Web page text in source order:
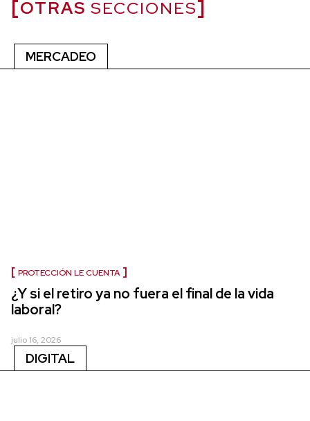
OTRAS SECCIONES
MERCADEO
PROTECCIÓN LE CUENTA
¿Y si el retiro ya no fuera el final de la vida
laboral?
julio 16, 2026
DIGITAL